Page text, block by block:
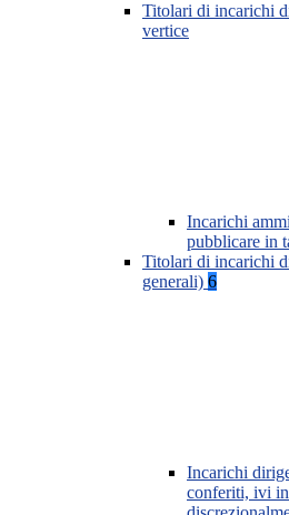
Titolari di incarichi
vertice
Incarichi
pubblicare in
Titolari di incarichi
generali) 6
Incarichi
conferiti, ivi